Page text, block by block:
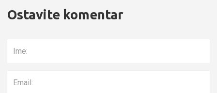
Ostavite komentar